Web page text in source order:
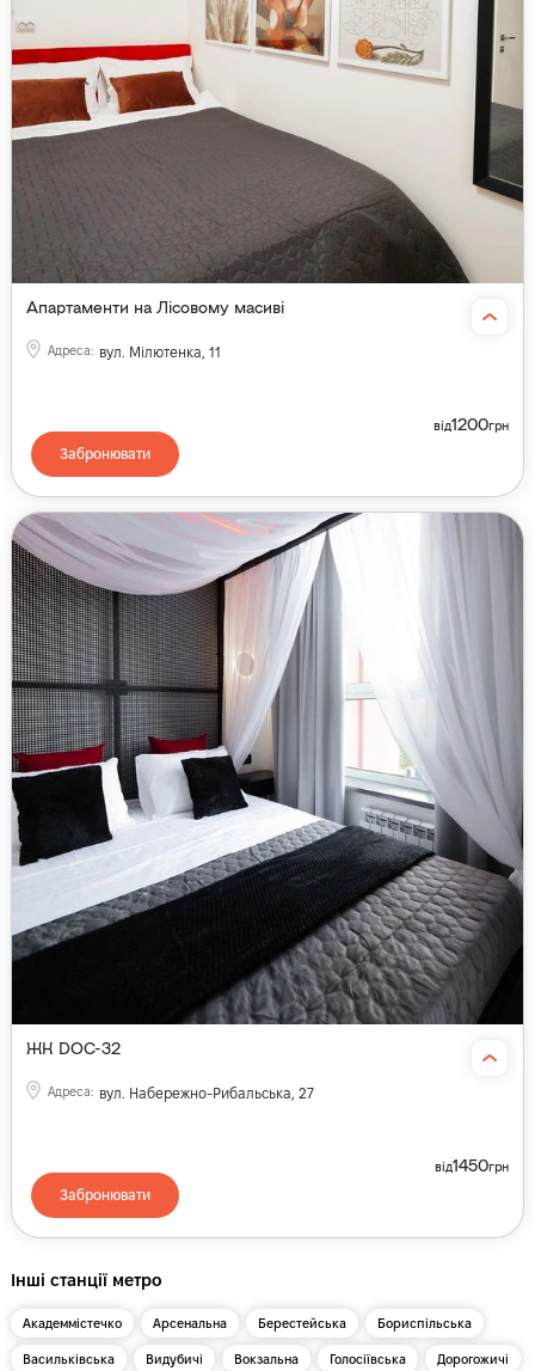
Апартаменти на Лісовому масиві
Адреса: вул. Мілютенка, 11
від1200грн
Забронювати
ЖК DOC-32
Адреса: вул. Набережно-Рибальська, 27
від1450грн
Забронювати
Інші станції метро
Академмістечко Арсенальна Берестейська Бориспільська
Васильківська Видубичі Вокзальна Голосіївська Дорогожичі